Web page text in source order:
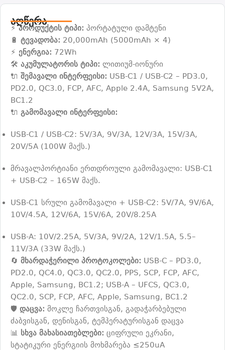
აღწერა
⚡პროდუქტის ტიპი: პორტატული დამტენი
🔋 ტევადობა: 20,000mAh (5000mAh × 4)
⚡ ენერგია: 72Wh
🛠️ აკუმულატორის ტიპი: ლითიუმ-იონური
🔌 შემავალი ინტერფეისი: USB-C1 / USB-C2 – PD3.0,
PD2.0, QC3.0, FCP, AFC, Apple 2.4A, Samsung 5V2A,
BC1.2
🔌 გამომავალი ინტერფეისი:
USB-C1 / USB-C2: 5V/3A, 9V/3A, 12V/3A, 15V/3A,
20V/5A (100W მაქს.)
მრავალპორტიანი ერთდროული გამომავალი: USB-C1
+ USB-C2 – 165W მაქს.
USB-C1 სრული გამომავალი + USB-C2: 5V/7A, 9V/6A,
10V/4.5A, 12V/6A, 15V/6A, 20V/8.25A
USB-A: 10V/2.25A, 5V/3A, 9V/2A, 12V/1.5A, 5.5–
11V/3A (33W მაქს.)
🔄 მხარდაჭერილი პროტოკოლები: USB-C – PD3.0,
PD2.0, QC4.0, QC3.0, QC2.0, PPS, SCP, FCP, AFC,
Apple, Samsung, BC1.2; USB-A – UFCS, QC3.0,
QC2.0, SCP, FCP, AFC, Apple, Samsung, BC1.2
🛡️ დაცვა: მოკლე ჩართვისგან, გადაჭარბებული
ძაბვისგან, დენისგან, ტემპერატურისგან დაცვა
📊 სხვა მახასიათებლები: ციფრული ეკრანი,
სტატიკური ენერგიის მოხმარება ≤250uA